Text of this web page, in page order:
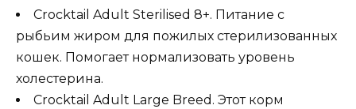
Crocktail Adult Sterilised 8+. Питание с
рыбьим жиром для пожилых стерилизованных
кошек. Помогает нормализовать уровень
холестерина.
Crocktail Adult Large Breed. Этот корм